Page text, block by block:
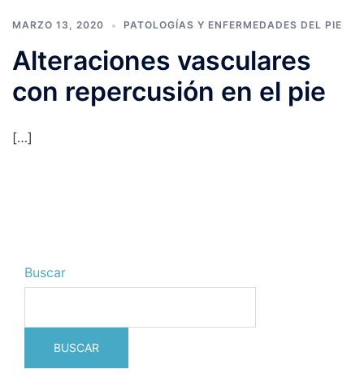
MARZO 13, 2020 PATOLOGÍAS Y ENFERMEDADES DEL PIE
Alteraciones vasculares
con repercusión en el pie
[…]
Buscar
BUSCAR